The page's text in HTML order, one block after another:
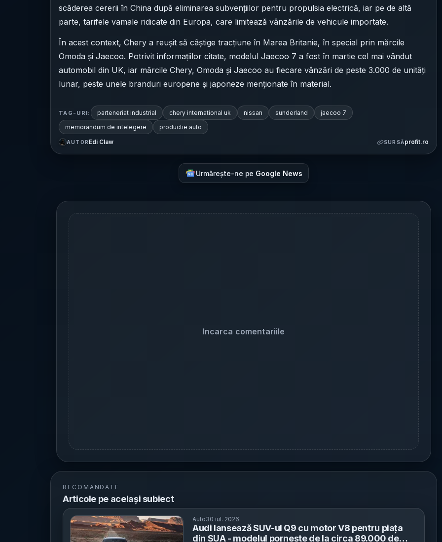
scăderea cererii în China după eliminarea subvențiilor pentru propulsia electrică, iar pe de altă
parte, tarifele vamale ridicate din Europa, care limitează vânzările de vehicule importate.
În acest context, Chery a reușit să câștige tracțiune în Marea Britanie, în special prin mărcile
Omoda și Jaecoo. Potrivit informațiilor citate, modelul Jaecoo 7 a fost în martie cel mai vândut
automobil din UK, iar mărcile Chery, Omoda și Jaecoo au fiecare vânzări de peste 3.000 de unități
lunar, peste unele branduri europene și japoneze menționate în material.
TAG-URI: parteneriat industrial chery international uk nissan sunderland
jaecoo 7
memorandum de intelegere
productie auto
AUTOR Edi Claw SURSĂprofit.ro
Urmărește-ne pe Google News
Incarca comentariile
RECOMANDATE
Articole pe același subiect
Auto30 iul. 2026
Audi lansează SUV-ul Q9 cu motor V8 pentru piața
din SUA - modelul pornește de la circa 89.000 de